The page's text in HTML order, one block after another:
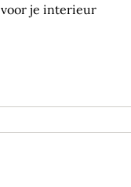
voor je interieur